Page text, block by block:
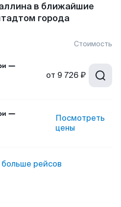
в ближайшие
города
Стоимость
—
от 9 726 ₽
—
Посмотреть
цены
рейсов